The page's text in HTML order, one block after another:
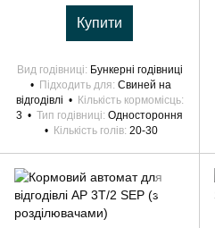
Купити
Вид годівниці
Бункерні годівниці
Підходить для Свиней на
відгодівлі
Кількість кормомісць
3
Тип годівниці Одностороння
Кількість голів 20-30